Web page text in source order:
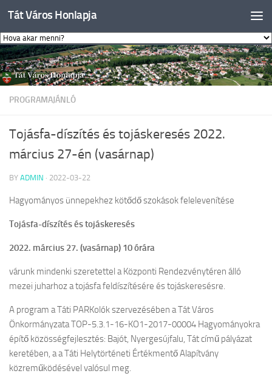
Skip to content
Tát Város Honlapja
PROGRAMAJÁNLÓ
Tojásfa-díszítés és tojáskeresés 2022.
március 27-én (vasárnap)
BY ADMIN · 2022-03-22
Hagyományos ünnepekhez kötődő szokások felelevenítése
Tojásfa-díszítés és tojáskeresés
2022. március 27. (vasárnap) 10 órára
várunk mindenki szeretettel a Központi Rendezvénytéren álló
mezei juharhoz a tojásfa feldíszítésére és tojáskeresésre.
A program a Táti PARKolók szervezésében a Tát Város
Önkormányzata TOP-5.3.1-16-KO1-2017-00004 Hagyományokra
építő közösségfejlesztés: Bajót, Nyergesújfalu, Tát című pályázat
keretében, a a Táti Helytörténeti Értékmentő Alapítvány
közreműködésével valósul meg.